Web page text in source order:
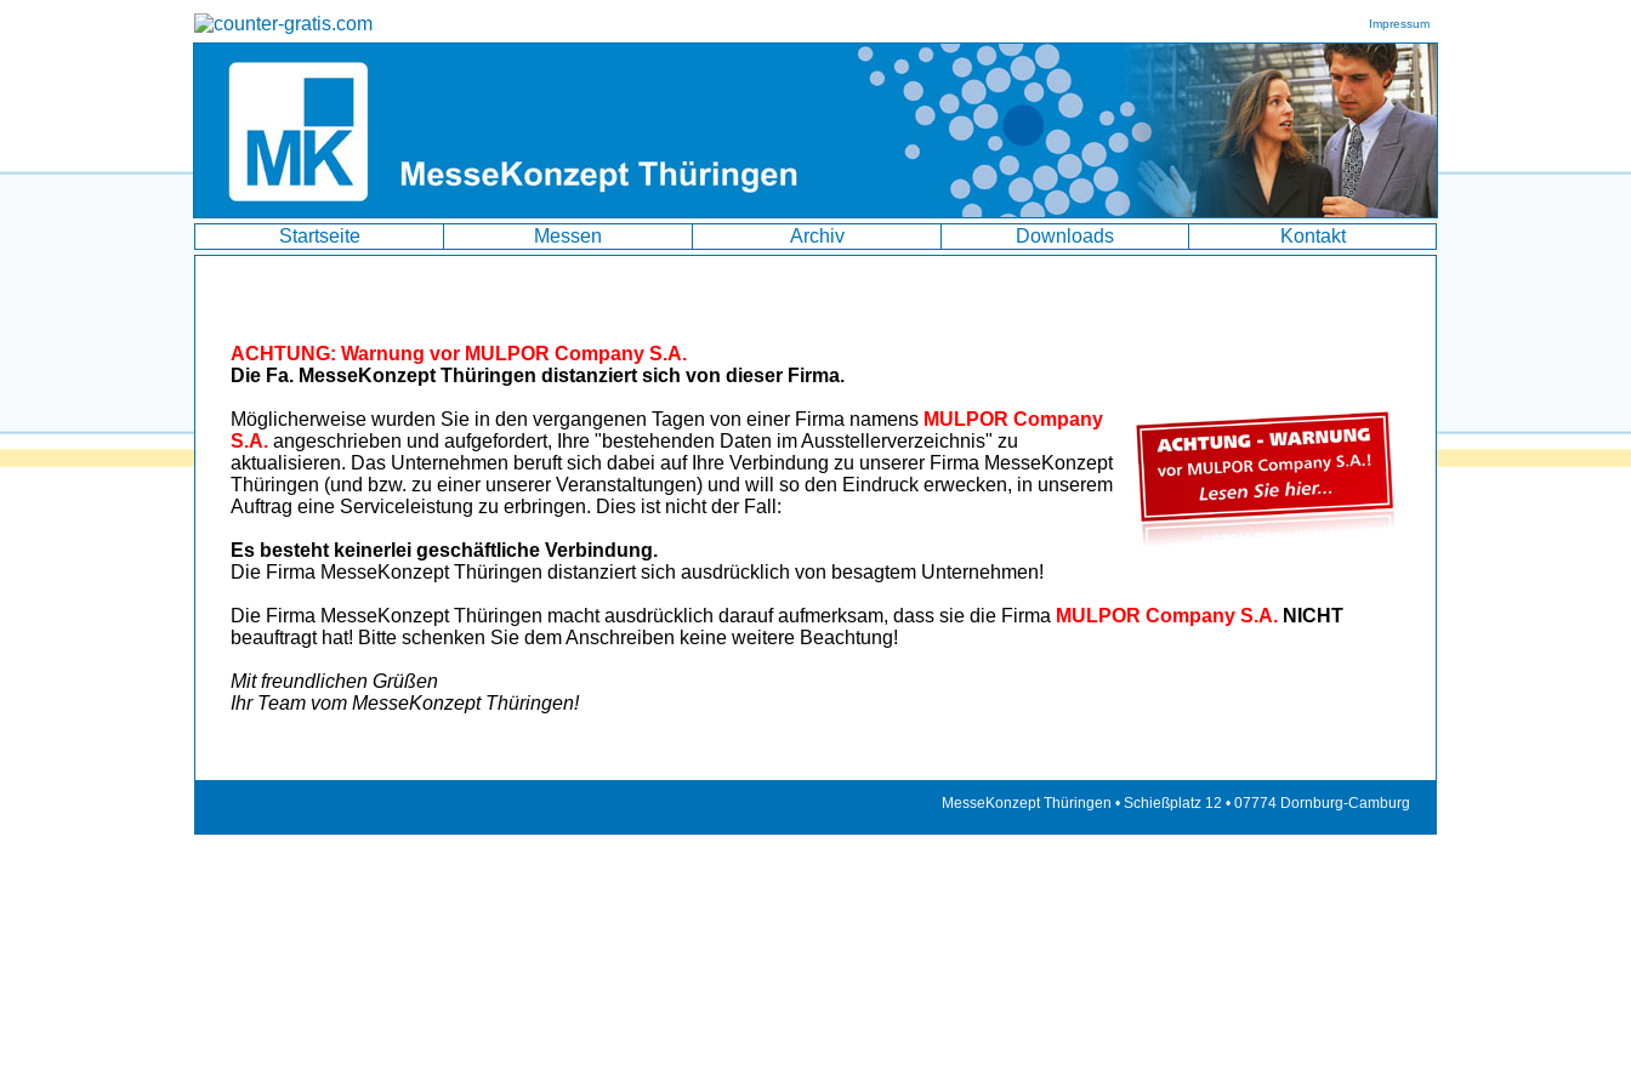
Impressum
Startseite Messen Archiv Downloads Kontakt
ACHTUNG: Warnung vor MULPOR Company S.A.
Die Fa. MesseKonzept Thüringen distanziert sich von dieser Firma.
Möglicherweise wurden Sie in den vergangenen Tagen von einer Firma namens MULPOR Company
S.A. angeschrieben und aufgefordert, Ihre "bestehenden Daten im Ausstellerverzeichnis" zu
aktualisieren. Das Unternehmen beruft sich dabei auf Ihre Verbindung zu unserer Firma MesseKonzept
Thüringen (und bzw. zu einer unserer Veranstaltungen) und will so den Eindruck erwecken, in unserem
Auftrag eine Serviceleistung zu erbringen. Dies ist nicht der Fall:
Es besteht keinerlei geschäftliche Verbindung.
Die Firma MesseKonzept Thüringen distanziert sich ausdrücklich von besagtem Unternehmen!
Die Firma MesseKonzept Thüringen macht ausdrücklich darauf aufmerksam, dass sie die Firma MULPOR Company S.A. NICHT
beauftragt hat! Bitte schenken Sie dem Anschreiben keine weitere Beachtung!
Mit freundlichen Grüßen
Ihr Team vom MesseKonzept Thüringen!
MesseKonzept Thüringen • Schießplatz 12 • 07774 Dornburg-Camburg